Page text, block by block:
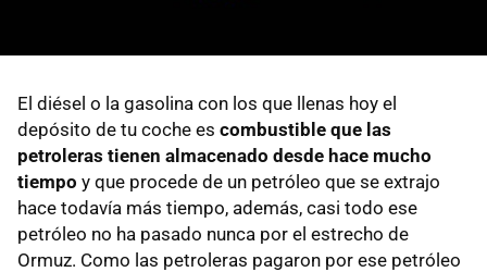
El diésel o la gasolina con los que llenas hoy el
depósito de tu coche es combustible que las
petroleras tienen almacenado desde hace mucho
tiempo y que procede de un petróleo que se extrajo
hace todavía más tiempo, además, casi todo ese
petróleo no ha pasado nunca por el estrecho de
Ormuz. Como las petroleras pagaron por ese petróleo